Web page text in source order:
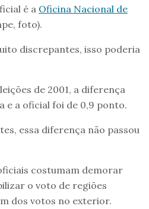
é a Oficina Nacional de
foto).
discrepantes, isso poderia
de 2001, a diferença
e a oficial foi de 0,9 ponto.
essa diferença não passou
costumam demorar
o voto de regiões
dos votos no exterior.